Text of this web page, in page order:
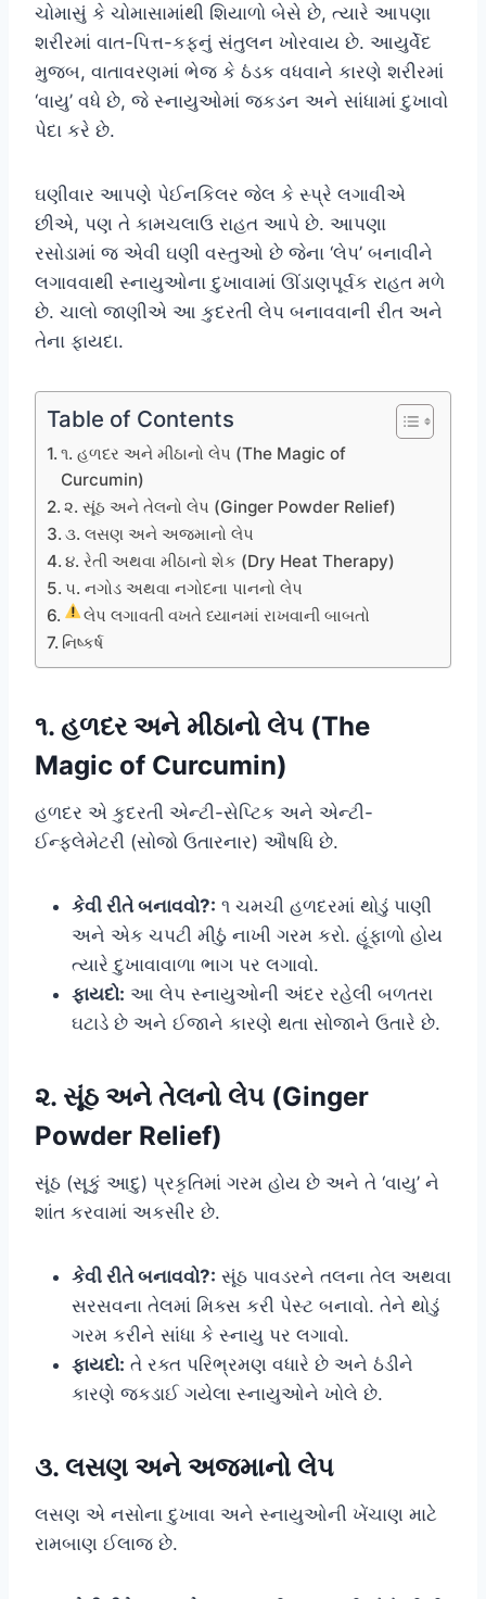
ચોમાસું કે ચોમાસામાંથી શિયાળો બેસે છે, ત્યારે આપણા
શરીરમાં વાત-પિત્ત-કફનું સંતુલન ખોરવાય છે. આયુર્વેદ
મુજબ, વાતાવરણમાં ભેજ કે ઠંડક વધવાને કારણે શરીરમાં
‘વાયુ’ વધે છે, જે સ્નાયુઓમાં જકડન અને સાંધામાં દુખાવો
પેદા કરે છે.
ઘણીવાર આપણે પેઈનકિલર જેલ કે સ્પ્રે લગાવીએ
છીએ, પણ તે કામચલાઉ રાહત આપે છે. આપણા
રસોડામાં જ એવી ઘણી વસ્તુઓ છે જેના ‘લેપ’ બનાવીને
લગાવવાથી સ્નાયુઓના દુખાવામાં ઊંડાણપૂર્વક રાહત મળે
છે. ચાલો જાણીએ આ કુદરતી લેપ બનાવવાની રીત અને
તેના ફાયદા.
Table of Contents
૧. હળદર અને મીઠાનો લેપ (The Magic of
Curcumin)
૨. સૂંઠ અને તેલનો લેપ (Ginger Powder Relief)
૩. લસણ અને અજમાનો લેપ
૪. રેતી અથવા મીઠાનો શેક (Dry Heat Therapy)
૫. નગોડ અથવા નગોદના પાનનો લેપ
લેપ લગાવતી વખતે ધ્યાનમાં રાખવાની બાબતો
નિષ્કર્ષ
૧. હળદર અને મીઠાનો લેપ (The
Magic of Curcumin)
હળદર એ કુદરતી એન્ટી-સેપ્ટિક અને એન્ટી-
ઈન્ફ્લેમેટરી (સોજો ઉતારનાર) ઔષધિ છે.
કેવી રીતે બનાવવો?: ૧ ચમચી હળદરમાં થોડું પાણી
અને એક ચપટી મીઠું નાખી ગરમ કરો. હૂંફાળો હોય
ત્યારે દુખાવાવાળા ભાગ પર લગાવો.
ફાયદો: આ લેપ સ્નાયુઓની અંદર રહેલી બળતરા
ઘટાડે છે અને ઈજાને કારણે થતા સોજાને ઉતારે છે.
૨. સૂંઠ અને તેલનો લેપ (Ginger
Powder Relief)
સૂંઠ (સૂકું આદુ) પ્રકૃતિમાં ગરમ હોય છે અને તે ‘વાયુ’ ને
શાંત કરવામાં અકસીર છે.
કેવી રીતે બનાવવો?: સૂંઠ પાવડરને તલના તેલ અથવા
સરસવના તેલમાં મિક્સ કરી પેસ્ટ બનાવો. તેને થોડું
ગરમ કરીને સાંધા કે સ્નાયુ પર લગાવો.
ફાયદો: તે રક્ત પરિભ્રમણ વધારે છે અને ઠંડીને
કારણે જકડાઈ ગયેલા સ્નાયુઓને ખોલે છે.
૩. લસણ અને અજમાનો લેપ
લસણ એ નસોના દુખાવા અને સ્નાયુઓની ખેંચાણ માટે
રામબાણ ઈલાજ છે.